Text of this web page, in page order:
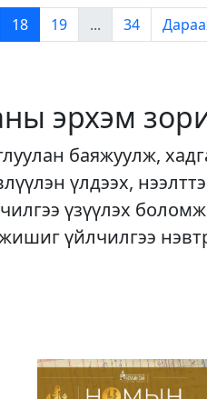
18 19 ... 34
эрхэм
баяжуулж,
үлдээх,
үзүүлэх
үйлчилгээ